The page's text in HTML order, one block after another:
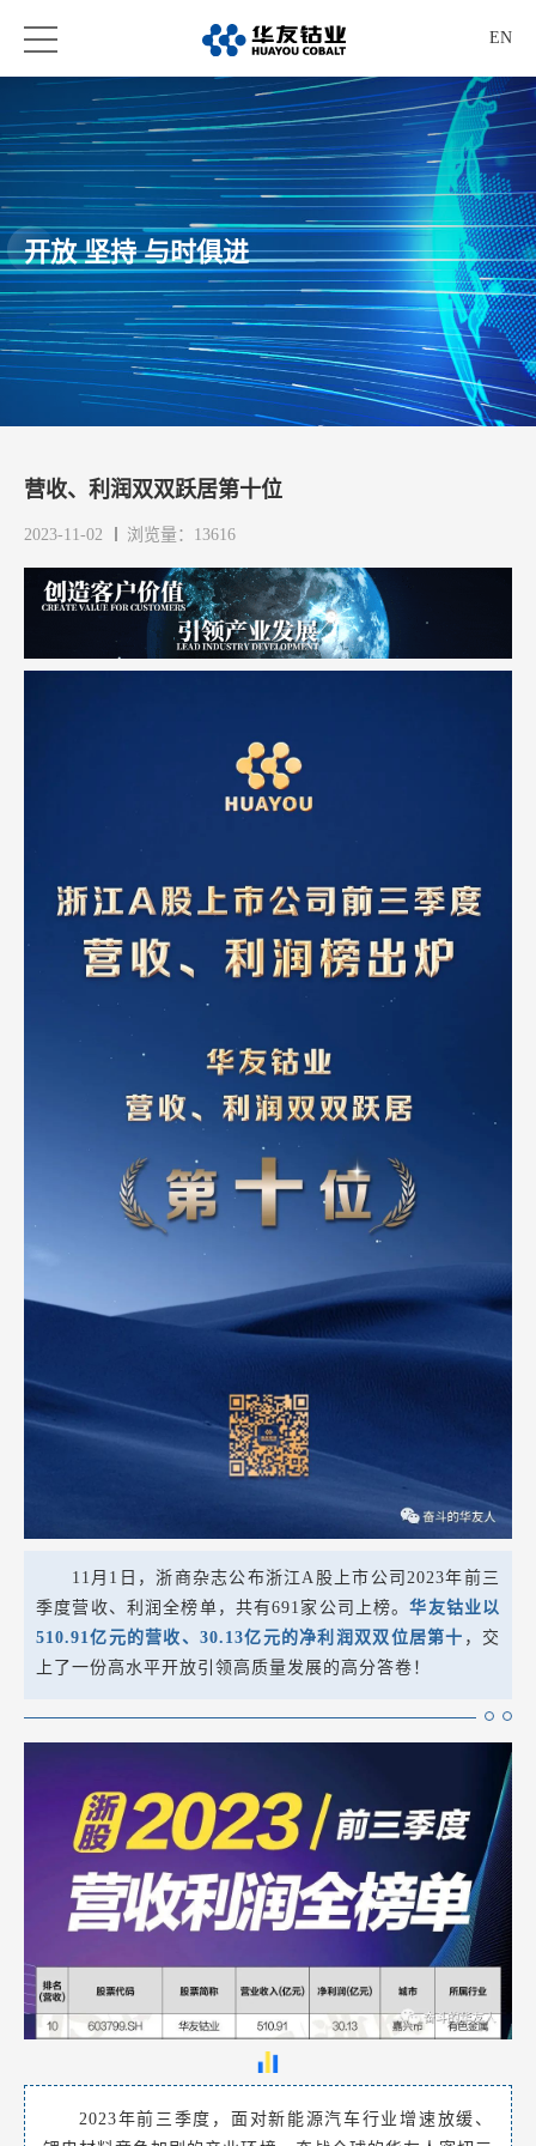
EN
开放 坚持 与时俱进
营收、利润双双跃居第十位
2023-11-02 浏览量：13616
11月1日，浙商杂志公布浙江A股上市公司2023年前三
季度营收、利润全榜单，共有691家公司上榜。华友钴业以
510.91亿元的营收、30.13亿元的净利润双双位居第十 ，交
上了一份高水平开放引领高质量发展的高分答卷！
2023年前三季度，面对新能源汽车行业增速放缓、